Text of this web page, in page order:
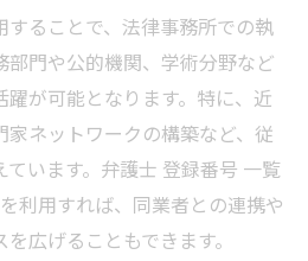
することで、法律事務所での執
門や公的機関、学術分野など
が可能となります。特に、近
ネットワークの構築など、従
います。弁護士 登録番号 一覧
利用すれば、同業者との連携や
広げることもできます。